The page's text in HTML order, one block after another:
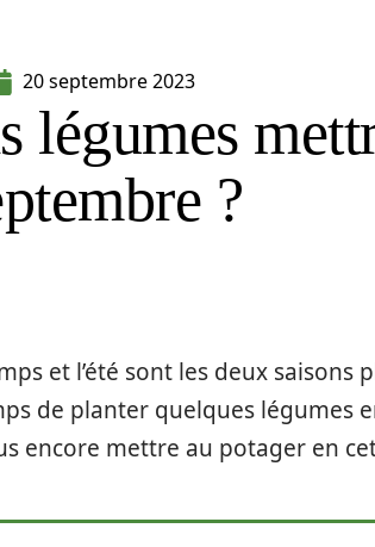
20 septembre 2023
légumes
?
et l’été sont les deux
de planter quelques légumes
encore mettre au potager en